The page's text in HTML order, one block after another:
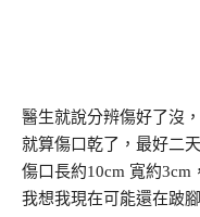
醫生就說分辨傷好了沒
就算傷口乾了，最好二
傷口長約10cm 寬約3cm
我想我現在可能還在跛